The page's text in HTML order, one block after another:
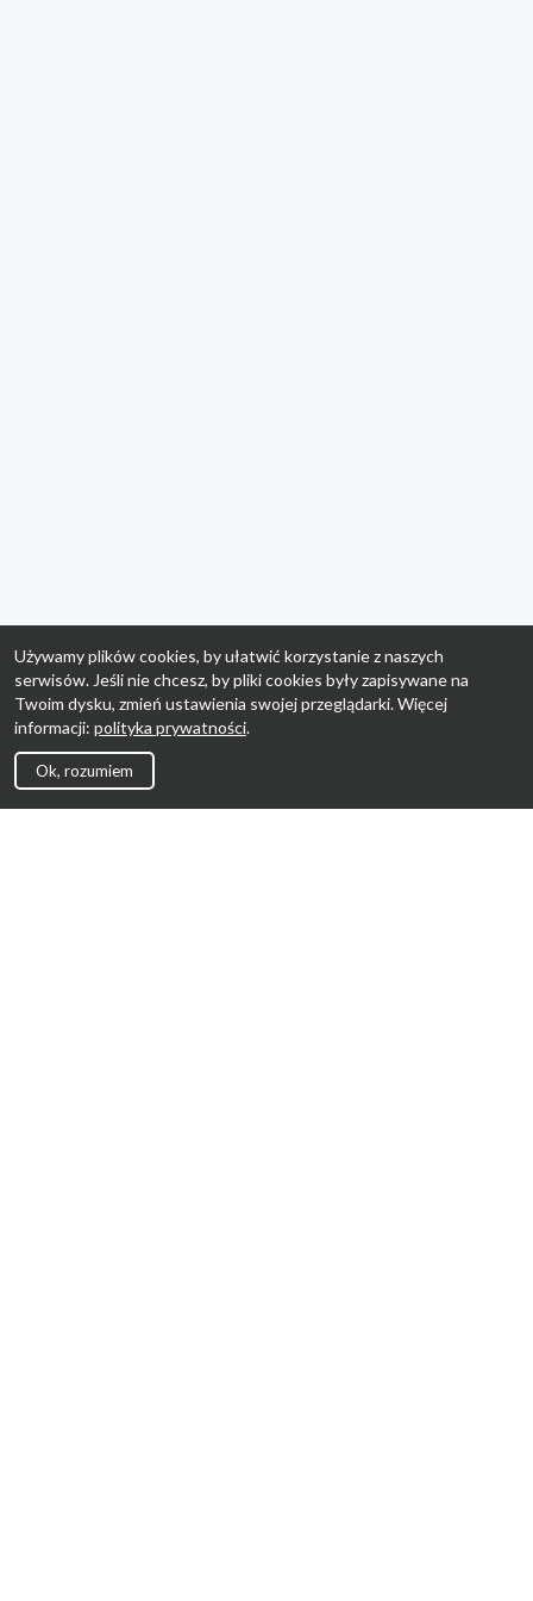
Używamy plików cookies, by ułatwić korzystanie z naszych
serwisów. Jeśli nie chcesz, by pliki cookies były zapisywane na
Twoim dysku, zmień ustawienia swojej przeglądarki. Więcej
informacji: polityka prywatności.
Ok, rozumiem